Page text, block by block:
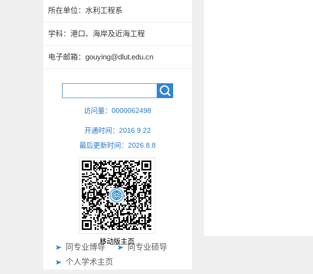
所在单位：水利工程系
学科：港口、海岸及近海工程
电子邮箱： gouying@dlut.edu.cn
访问量： 0000062498
开通时间： 2016 9 22
最后更新时间： 2026 8 8
移动版主页
同专业博导
同专业硕导
个人学术主页